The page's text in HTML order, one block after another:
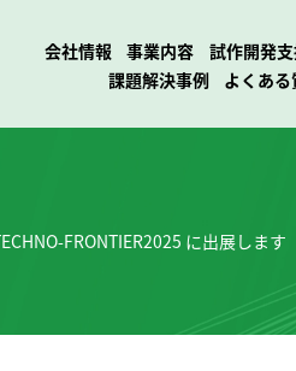
会社情報 事業内容
試作開発
課題解決事例
よくある
FRONTIER2025 に出展します